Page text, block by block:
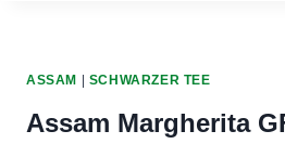
ASSAM | SCHWARZER TEE
Assam Margherita